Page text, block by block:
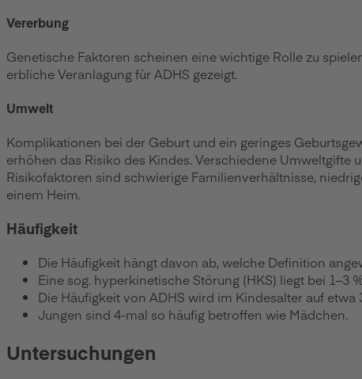
Vererbung
Genetische Faktoren scheinen eine wichtige Rolle zu
erbliche Veranlagung für ADHS gezeigt.
Umwelt
Komplikationen bei der Geburt und ein geringes
erhöhen das Risiko des Kindes. Verschiedene Umweltgifte
Risikofaktoren sind schwierige Familienverhältnisse,
einem Heim.
Häufigkeit
Die Häufigkeit hängt davon ab, welche Definition
Eine sog. hyperkinetische Störung (HKS) liegt bei 1–3
Die Häufigkeit von ADHS wird im Kindesalter auf
Jungen sind 4-mal so häufig betroffen wie Mädchen.
Untersuchungen